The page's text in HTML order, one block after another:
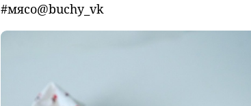
#мясо@buchy_vk